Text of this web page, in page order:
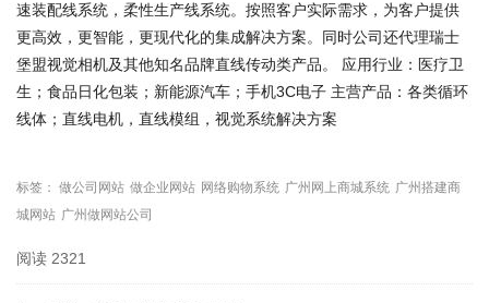
速装配线系统，柔性生产线系统。按照客户实际需求，为客户提供
更高效，更智能，更现代化的集成解决方案。同时公司还代理瑞士
堡盟视觉相机及其他知名品牌直线传动类产品。 应用行业：医疗卫
生；食品日化包装；新能源汽车；手机3C电子 主营产品：各类循环
线体；直线电机，直线模组，视觉系统解决方案
标签： 做公司网站 做企业网站 网络购物系统 广州网上商城系统 广州搭建商
城网站 广州做网站公司
阅读 2321